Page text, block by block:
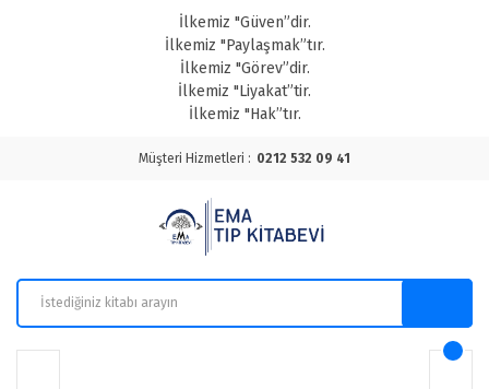
İlkemiz "Güven”dir.
İlkemiz "Paylaşmak”tır.
İlkemiz "Görev”dir.
İlkemiz "Liyakat”tir.
İlkemiz "Hak”tır.
Müşteri Hizmetleri : 0212 532 09 41